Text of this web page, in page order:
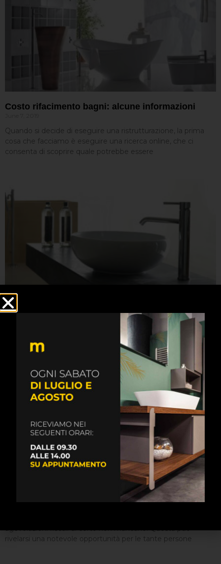
Costo rifacimento bagni: alcune informazioni
Quando si decide di eseguire una ristrutturazione, la prima
cosa che facciamo è eseguire una ricerca online, che ci
consenta di scoprire quale potrebbe essere
Idee bagno: moderno, piccolo e accogliente!
June 5, 2019
Non importa quanto sia grande il vostro bagno: anche se le
sue dimensioni sono ridotte, potrete comunque creare un
ambiente eccezionale. Ma come potete riuscirci?
Ristrutturazione del bagno: le agevolazioni fiscali
agevolazioni fiscali di certo non mancano. Questa può
rivelarsi una notevole opportunità per le tante persone